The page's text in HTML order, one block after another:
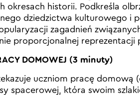
okresach historii. Podkreśla
dziedzictwa kulturowego i
zagadnień
proporcjonalnej reprezentacji
DOMOWEJ (3 minuty)
uczniom pracę domową
spacerowej, która swoim